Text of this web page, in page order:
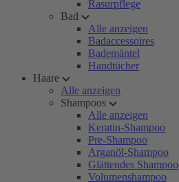
Rasurpflege
Bad
Alle anzeigen
Badaccessoires
Bademäntel
Handtücher
Haare
Alle anzeigen
Shampoos
Alle anzeigen
Keratin-Shampoo
Pre-Shampoo
Arganöl-Shampoo
Glättendes Shampoo
Volumenshampoo